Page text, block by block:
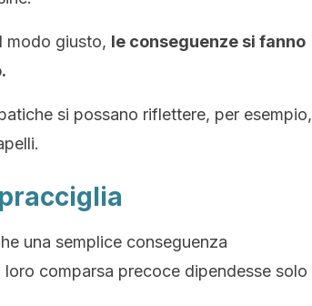
modo giusto, le conseguenze si fanno
si possano riflettere, per esempio,
una semplice conseguenza
comparsa precoce dipendesse solo